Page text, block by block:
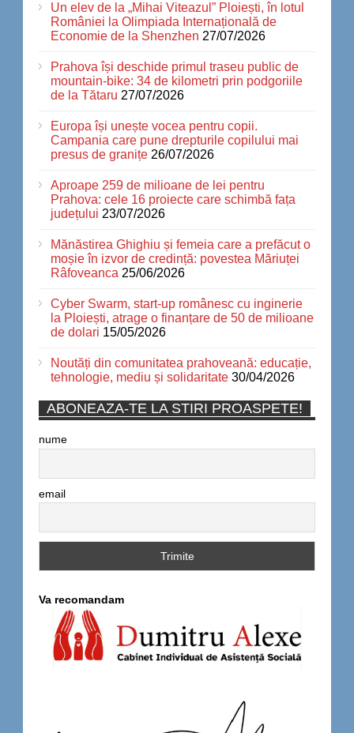
Un elev de la „Mihai Viteazul” Ploiești, în lotul
României la Olimpiada Internațională de
Economie de la Shenzhen 27/07/2026
Prahova își deschide primul traseu public de
mountain-bike: 34 de kilometri prin podgoriile
de la Tătaru 27/07/2026
Europa își unește vocea pentru copii.
Campania care pune drepturile copilului mai
presus de granițe 26/07/2026
Aproape 259 de milioane de lei pentru
Prahova: cele 16 proiecte care schimbă fața
județului 23/07/2026
Mănăstirea Ghighiu și femeia care a prefăcut o
moșie în izvor de credință: povestea Măriuței
Râfoveanca 25/06/2026
Cyber Swarm, start-up românesc cu inginerie
la Ploiești, atrage o finanțare de 50 de milioane
de dolari 15/05/2026
Noutăți din comunitatea prahoveană: educație,
tehnologie, mediu și solidaritate 30/04/2026
ABONEAZA-TE LA STIRI PROASPETE!
nume
email
Va recomandam